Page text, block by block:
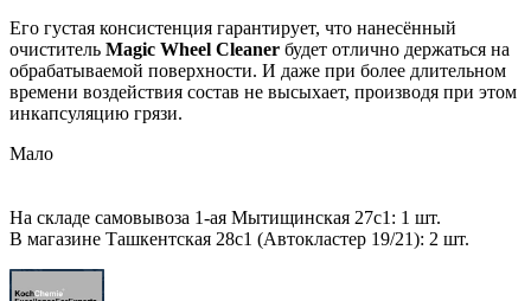
Его густая консистенция гарантирует, что нанесённый
очиститель Magic Wheel Cleaner будет отлично держаться на
обрабатываемой поверхности. И даже при более длительном
времени воздействия состав не высыхает, производя при этом
инкапсуляцию грязи.
Мало
На складе самовывоза 1-ая Мытищинская 27с1: 1 шт.
В магазине Ташкентская 28с1 (Автокластер 19/21): 2 шт.